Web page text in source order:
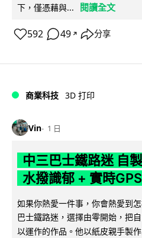
下，僅憑藉與...
閱讀全文
592 49 ↗ 分享
商業科技 3D 打印
Vin 1 日
中三巴士鐵路迷 自
水撥識郁 + 實時
如果你熱愛一件事，你會熱愛到
巴士鐵路迷，選擇由零開始，把
以運作的作品。他以紙皮親手製